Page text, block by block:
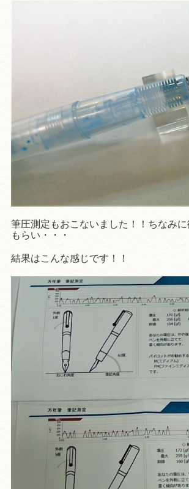
筆圧測定もおこないました！！ちなみ
もらい・・・
結果はこんな感じです！！